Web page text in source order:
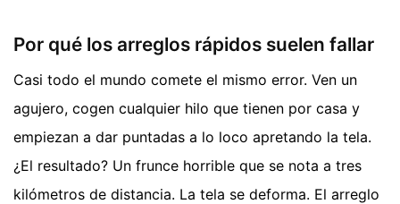
Por qué los arreglos rápidos suelen fallar
Casi todo el mundo comete el mismo error. Ven un
agujero, cogen cualquier hilo que tienen por casa y
empiezan a dar puntadas a lo loco apretando la tela.
¿El resultado? Un frunce horrible que se nota a tres
kilómetros de distancia. La tela se deforma. El arreglo